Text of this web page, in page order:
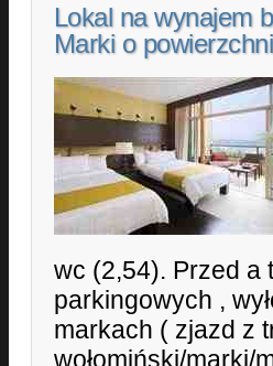
Lokal na wynajem
Marki o
wc (2,54). Przed a
parkingowych ,
markach ( zjazd z
wołomiński/marki/